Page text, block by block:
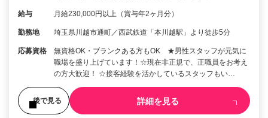
給与 月給230,000円以上（賞与年2ヶ月分）
勤務地 埼玉県川越市通町／西武鉄道「本川越駅」より徒歩5分
応募資格
無資格OK・ブランクある方もOK ★男性スタッフが元気に
職場を盛り上げています！☆現在非正規で、正職員をお考え
の方大歓迎！ ☆接客経験を活かしているスタッフもい…
後で見る 詳細を見る